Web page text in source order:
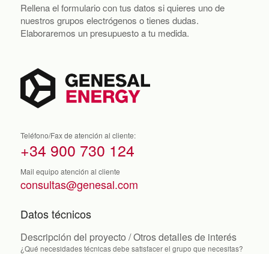
Rellena el formulario con tus datos si quieres uno de
nuestros grupos electrógenos o tienes dudas.
Elaboraremos un presupuesto a tu medida.
Teléfono/Fax de atención al cliente:
+34 900 730 124
Mail equipo atención al cliente
consultas@genesal.com
Datos técnicos
Descripción del proyecto / Otros detalles de interés
¿Qué necesidades técnicas debe satisfacer el grupo que necesitas?